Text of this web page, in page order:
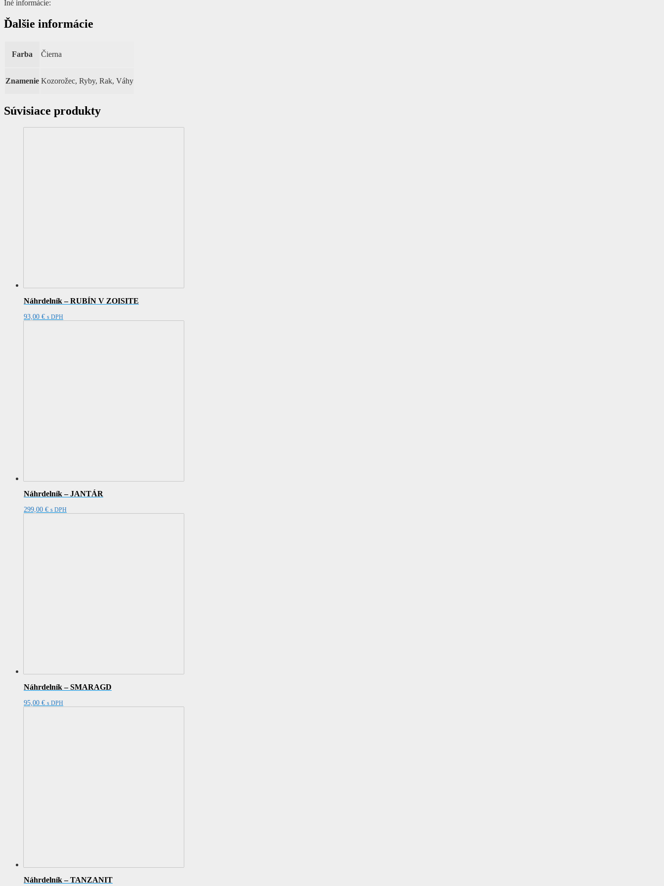
Iné informácie:
Ďalšie informácie
Farba Čierna
Znamenie Kozorožec, Ryby, Rak, Váhy
Súvisiace produkty
Náhrdelník – RUBÍN V ZOISITE
93,00 € s DPH
Náhrdelník – JANTÁR
299,00 € s DPH
Náhrdelník – SMARAGD
95,00 € s DPH
Náhrdelník – TANZANIT